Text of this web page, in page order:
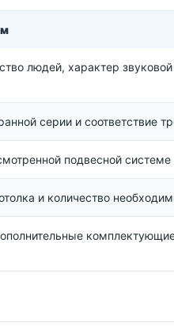
людей, характер
серии и соответствие
подвесной
и количество